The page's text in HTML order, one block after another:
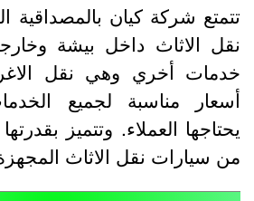
شركة كيان بالمصداقية
الاثاث داخل بيشة
أخري وهي نقل
مناسبة لجميع الخدمات
العملاء. وتتميز بقدرتها
سيارات نقل الاثاث المجهزة